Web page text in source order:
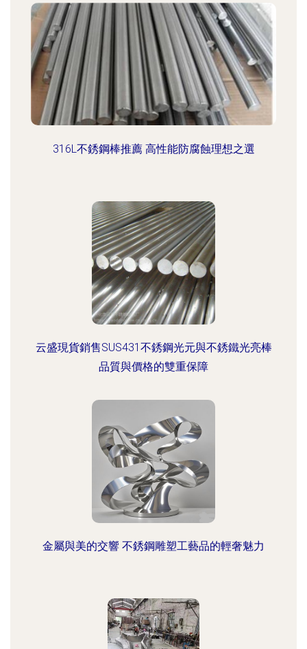
316L不銹鋼棒推薦 高性能防腐蝕理想之選
云盛現貨銷售SUS431不銹鋼光元與不銹鐵光亮棒
品質與價格的雙重保障
金屬與美的交響 不銹鋼雕塑工藝品的輕奢魅力